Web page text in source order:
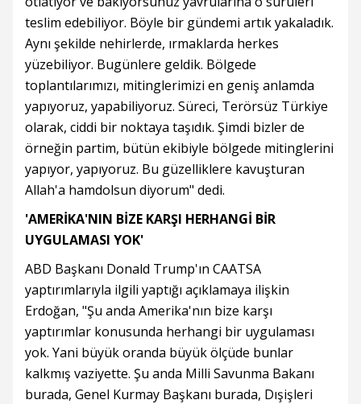
teslim edebiliyor. Böyle bir gündemi artık yakaladık.
Aynı şekilde nehirlerde, ırmaklarda herkes
yüzebiliyor. Bugünlere geldik. Bölgede
toplantılarımızı, mitinglerimizi en geniş anlamda
yapıyoruz, yapabiliyoruz. Süreci, Terörsüz Türkiye
olarak, ciddi bir noktaya taşıdık. Şimdi bizler de
örneğin partim, bütün ekibiyle bölgede mitinglerini
yapıyor, yapıyoruz. Bu güzelliklere kavuşturan
Allah'a hamdolsun diyorum" dedi.
'AMERİKA'NIN BİZE KARŞI HERHANGİ BİR
UYGULAMASI YOK'
ABD Başkanı Donald Trump'ın CAATSA
yaptırımlarıyla ilgili yaptığı açıklamaya ilişkin
Erdoğan, "Şu anda Amerika'nın bize karşı
yaptırımlar konusunda herhangi bir uygulaması
yok. Yani büyük oranda büyük ölçüde bunlar
kalkmış vaziyette. Şu anda Milli Savunma Bakanı
burada, Genel Kurmay Başkanı burada, Dışişleri